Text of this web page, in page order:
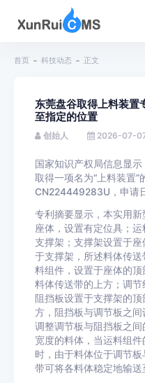
首页 科技动态 正文
东莞盘谷取得上料装置
至指定的位置
创始人 2026-07-
国家知识产权局信息显
取得一项名为“上料装置”
CN224449283U，申请
专利摘要显示，本实用
座体，设置有定位具；
支撑架；支撑架设置于
于支撑架，所述料体传
料组件，设置于座体的
料体传送带的上方；调节
阻挡板设置于支撑架的
方，阻挡板与调节板之
调整调节板与阻挡板之
宽度的料体，当运料组
时，由于料体位于调节
带可将各料体稳定地输送